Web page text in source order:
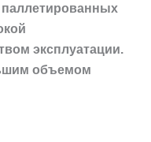
эксплуатации.
объемом